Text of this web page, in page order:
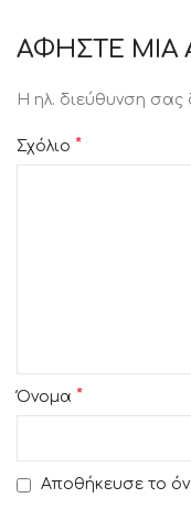
ΑΦΉΣΤΕ ΜΙΑ
Η ηλ. διεύθυνση σας
Σχόλιο *
Όνομα *
Αποθήκευσε το